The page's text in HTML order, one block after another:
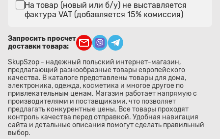
На товар (новый или б/у) не выставляется
фактура VAT (добавляется 15% комиссия)
Запросить просчет
доставки товара:
SkupSzop - надежный польский интернет-магазин,
предлагающий разнообразные товары европейского
качества. В каталоге представлены товары для дома,
электроника, одежда, косметика и многое другое по
привлекательным ценам. Магазин работает напрямую с
производителями и поставщиками, что позволяет
предлагать конкурентные цены. Все товары проходят
контроль качества перед отправкой. Удобная навигация
сайта и детальные описания помогут сделать правильный
выбор.